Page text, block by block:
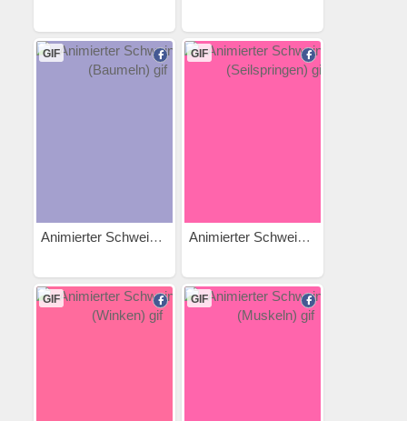
GIF
Animierter Schweinehund...
GIF
Animierter Schweinehund...
GIF GIF